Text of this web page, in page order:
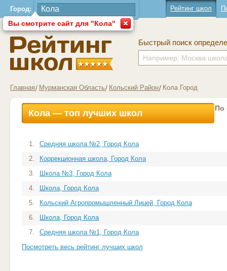
Город:
Вы смотрите сайт для "Кола"
Рейтинг школ
Быстрый поиск
Главная Мурманская Область Кольский Район Кола Город
Кола — топ лучших школ По
1.
Средняя школа №2, Город Кола
2.
Коррекционная школа, Город Кола
3.
Школа №3, Город Кола
4.
Школа, Город Кола
5.
Кольский Агропромышленный Лицей, Город Кола
6.
Школа, Город Кола
7.
Средняя школа №1, Город Кола
Посмотреть весь рейтинг лучших школ